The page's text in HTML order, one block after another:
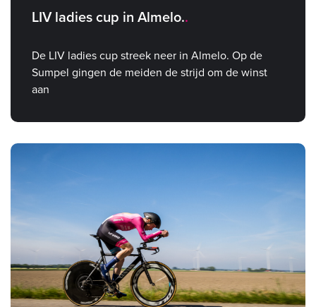
LIV ladies cup in Almelo.
De LIV ladies cup streek neer in Almelo. Op de
Sumpel gingen de meiden de strijd om de winst
aan